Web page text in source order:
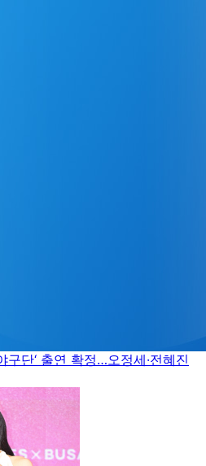
구단‘ 출연 확정…오정세·전혜진